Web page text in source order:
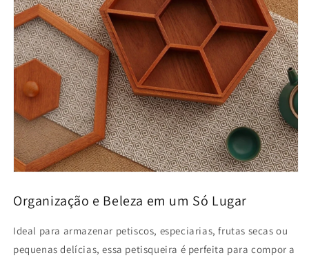
Organização e Beleza em um Só Lugar
Ideal para armazenar petiscos, especiarias, frutas secas ou
pequenas delícias, essa petisqueira é perfeita para compor a